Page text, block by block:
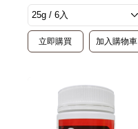
立即購買 加入購物車